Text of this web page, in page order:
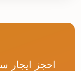
احجز ايجار